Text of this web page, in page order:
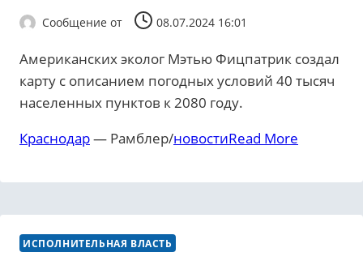
Сообщение от 08.07.2024 16:01
Американских эколог Мэтью Фицпатрик создал
карту с описанием погодных условий 40 тысяч
населенных пунктов к 2080 году.
Краснодар— Рамблер/новостиRead More
ИСПОЛНИТЕЛЬНАЯ ВЛАСТЬ